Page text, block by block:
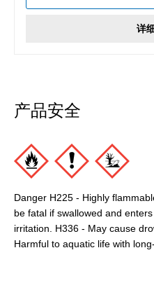
详
产品安全
Danger H225 - Highly
be fatal if swallowed and
irritation. H336 - May cause
Harmful to aquatic life with